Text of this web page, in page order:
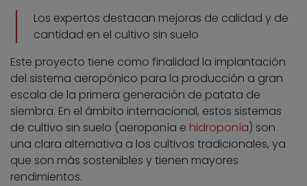
Los expertos destacan mejoras de calidad y de
cantidad en el cultivo sin suelo
Este proyecto tiene como finalidad la implantación
del sistema aeropónico para la producción a gran
escala de la primera generación de patata de
siembra. En el ámbito internacional, estos sistemas
de cultivo sin suelo (aeroponía e hidroponía) son
una clara alternativa a los cultivos tradicionales, ya
que son más sostenibles y tienen mayores
rendimientos.